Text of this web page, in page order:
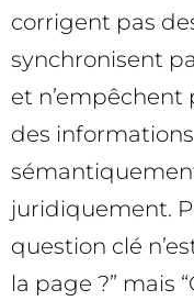
corrigent pas
synchronisent
et
des
juridiquement.
question clé
la page ?” mais